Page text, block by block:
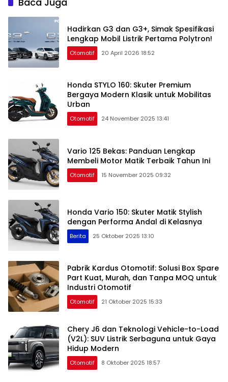
Hadirkan G3 dan G3+, Simak Spesifikasi
Lengkap Mobil Listrik Pertama Polytron!
Otomotif 20 April 2026 18:52
Honda STYLO 160: Skuter Premium
Bergaya Modern Klasik untuk Mobilitas
Urban
Otomotif 24 November 2025 13:41
Vario 125 Bekas: Panduan Lengkap
Membeli Motor Matik Terbaik Tahun Ini
Otomotif 15 November 2025 09:32
Honda Vario 150: Skuter Matik Stylish
dengan Performa Andal di Kelasnya
Berita 25 Oktober 2025 13:10
Pabrik Kardus Otomotif: Solusi Box Spare
Part Kuat, Murah, dan Tanpa MOQ untuk
Industri Otomotif
Otomotif 21 Oktober 2025 15:33
Chery J6 dan Teknologi Vehicle-to-Load
(V2L): SUV Listrik Serbaguna untuk Gaya
Hidup Modern
Otomotif 8 Oktober 2025 18:57